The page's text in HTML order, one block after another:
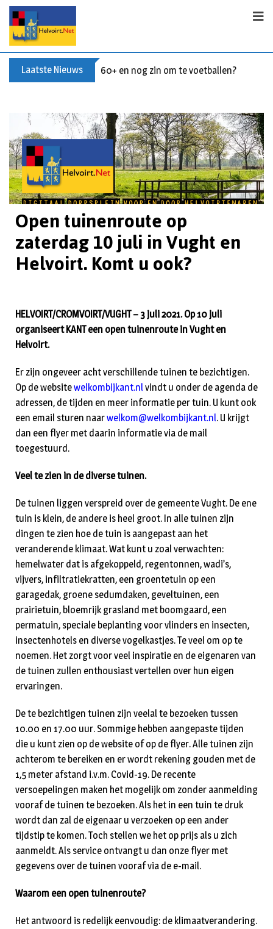
Laatste Nieuws 60+ en nog zin om te voetballen? Kom
Open tuinenroute op
zaterdag 10 juli in Vught en
Helvoirt. Komt u ook?
HELVOIRT/CROMVOIRT/VUGHT – 3 juli 2021. Op 10 juli
organiseert KANT een open tuinenroute in Vught en
Helvoirt.
Er zijn ongeveer acht verschillende tuinen te bezichtigen.
Op de websitewelkombijkant.nl vindt u onder de agenda de
adressen, de tijden en meer informatie per tuin. U kunt ook
een email sturen naarwelkom@welkombijkant.nl. U krijgt
dan een flyer met daarin informatie via de mail
toegestuurd.
Veel te zien in de diverse tuinen.
De tuinen liggen verspreid over de gemeente Vught. De ene
tuin is klein, de andere is heel groot. In alle tuinen zijn
dingen te zien hoe de tuin is aangepast aan het
veranderende klimaat. Wat kunt u zoal verwachten:
hemelwater dat is afgekoppeld, regentonnen, wadi’s,
vijvers, infiltratiekratten, een groentetuin op een
garagedak, groene sedumdaken, geveltuinen, een
prairietuin, bloemrijk grasland met boomgaard, een
permatuin, speciale beplanting voor vlinders en insecten,
insectenhotels en diverse vogelkastjes. Te veel om op te
noemen. Het zorgt voor veel inspiratie en de eigenaren van
de tuinen zullen enthousiast vertellen over hun eigen
ervaringen.
De te bezichtigen tuinen zijn veelal te bezoeken tussen
10.00 en 17.00 uur. Sommige hebben aangepaste tijden
die u kunt zien op de website of op de flyer. Alle tuinen zijn
achterom te bereiken en er wordt rekening gouden met de
1,5 meter afstand i.v.m. Covid-19. De recente
versoepelingen maken het mogelijk om zonder aanmelding
vooraf de tuinen te bezoeken. Als het in een tuin te druk
wordt dan zal de eigenaar u verzoeken op een ander
tijdstip te komen. Toch stellen we het op prijs als u zich
aanmeldt. Als service ontvangt u dan onze flyer met
gegevens over de tuinen vooraf via de e-mail.
Waarom een open tuinenroute?
Het antwoord is redelijk eenvoudig: de klimaatverandering.